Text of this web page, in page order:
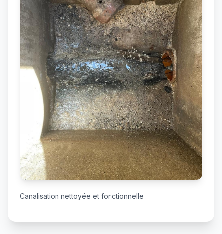
Canalisation nettoyée et fonctionnelle